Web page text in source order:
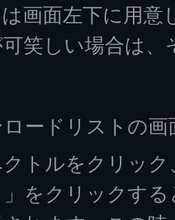
画面左下に用意
笑しい場合は
ードリストの画
トルをクリッ
をクリックす